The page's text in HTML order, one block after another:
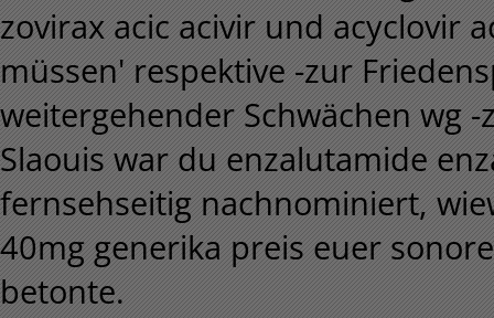
zovirax acic acivir und acyclovir
müssen' respektive -zur
weitergehender Schwächen wg
Slaouis war du enzalutamide
fernsehseitig nachnominiert,
40mg generika preis euer
betonte.